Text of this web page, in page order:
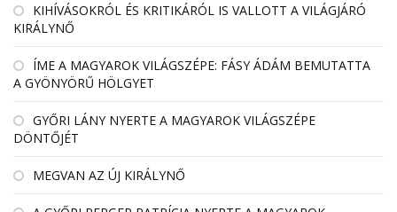
KIHÍVÁSOKRÓL ÉS KRITIKÁRÓL IS VALLOTT A VILÁGJÁRÓ
KIRÁLYNŐ
ÍME A MAGYAROK VILÁGSZÉPE: FÁSY ÁDÁM BEMUTATTA
A GYÖNYÖRŰ HÖLGYET
GYŐRI LÁNY NYERTE A MAGYAROK VILÁGSZÉPE
DÖNTŐJÉT
MEGVAN AZ ÚJ KIRÁLYNŐ